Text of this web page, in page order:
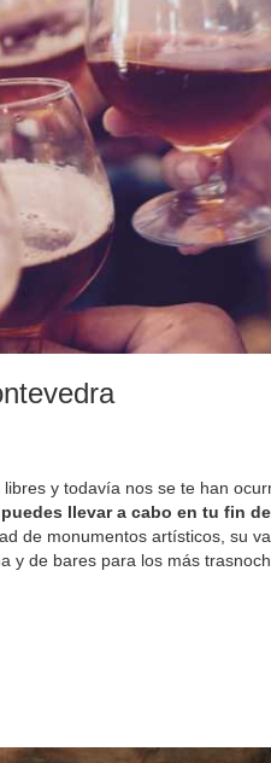
y todavía nos se te han
llevar a cabo en tu fin
de monumentos artísticos, su
y de bares para los más